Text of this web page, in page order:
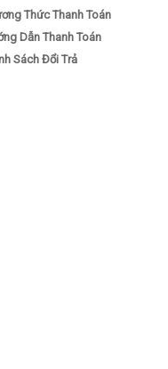
Thức Thanh Toán
Dẫn Thanh Toán
Sách Đổi Trả